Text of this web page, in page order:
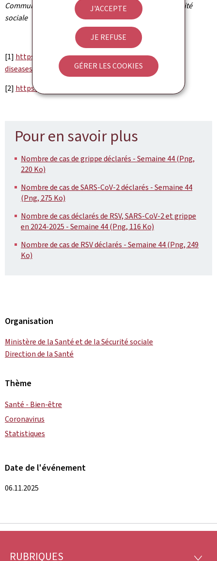
J'ACCEPTE
JE REFUSE
GÉRER LES COOKIES
Communiqué par le ministère de la Santé et de la Sécurité
sociale
[1] https://www.microbs.lu/dashboards/respiratory-
diseases/sars-cov-2
[2] https://lns.lu/publications/
Pour en savoir plus
Nombre de cas de grippe déclarés - Semaine 44 (Png,
220 Ko)
Nombre de cas de SARS-CoV-2 déclarés - Semaine 44
(Png, 275 Ko)
Nombre de cas déclarés de RSV, SARS-CoV-2 et grippe
en 2024-2025 - Semaine 44 (Png, 116 Ko)
Nombre de cas de RSV déclarés - Semaine 44 (Png, 249
Ko)
Organisation
Ministère de la Santé et de la Sécurité sociale
Direction de la Santé
Thème
Santé - Bien-être
Coronavirus
Statistiques
Date de l'événement
06.11.2025
RUBRIQUES